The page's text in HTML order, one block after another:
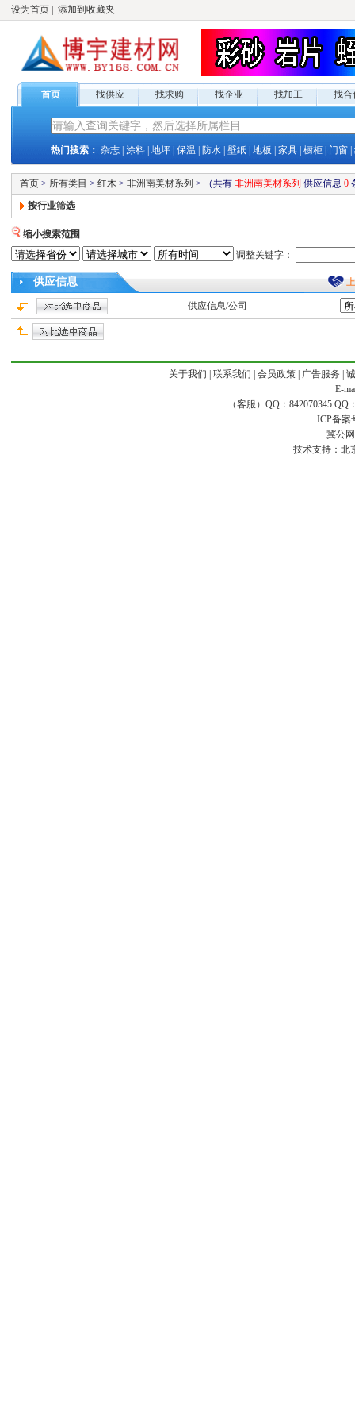
设为首页 添加到收藏夹
首页 找供应 找求购 找企业 找加工 找合
热门搜索： 杂志 涂料 地坪 保温 防水 壁纸 地板 家具 橱柜 门窗
首页 > 所有类目 > 红木 > 非洲南美材系列 > （共有 非洲南美材系列 供应信息 0
按行业筛选
缩小搜索范围
调整关键字：
供应信息
供应信息/公司
关于我们 联系我们 会员政策| 广告服务
E-
（客服）QQ：842070345 QQ
ICP备案
冀公
技术支持： 北